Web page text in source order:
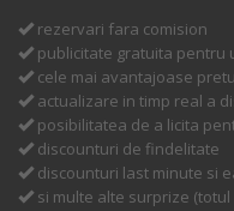
rezervari fara comision
publicitate gratuita pentru
cele mai avantajoase
actualizare in timp real a
posibilitatea de a licita
discounturi de findelitate
discounturi last minute si
si multe alte surprize (totul